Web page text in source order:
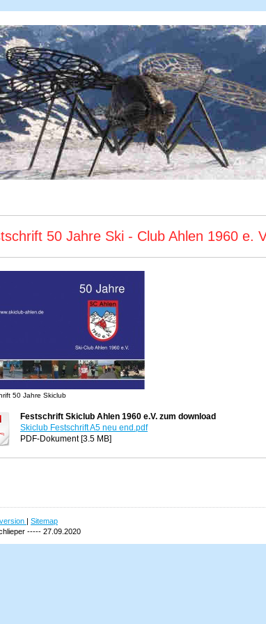
50 Jahre Ski - Club Ahlen 1960 e.
50 Jahre Skiclub
Festschrift Skiclub Ahlen 1960 e.V. zum download
Skiclub Festschrift A5 neu end.pdf
PDF-Dokument [3.5 MB]
| Sitemap
----- 27.09.2020